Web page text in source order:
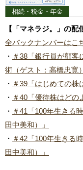
相続・税金・年金
【「マネラジ。」の配
全バックナンバーはこ
・ ＃38「銀行員が顧客
術（ゲスト：高橋忠寛
・ ＃39「はじめての株
・ ＃40「優待株はど
・ ＃41「100年生きる
田中美和）」
・ ＃42「100年生きる
田中美和）」